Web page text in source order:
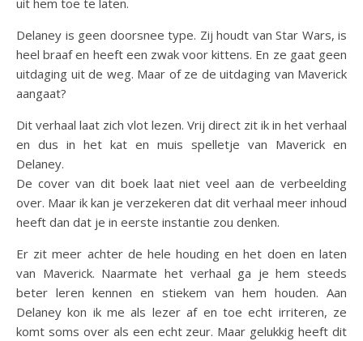
uit hem toe te laten.
Delaney is geen doorsnee type. Zij houdt van Star Wars, is
heel braaf en heeft een zwak voor kittens. En ze gaat geen
uitdaging uit de weg. Maar of ze de uitdaging van Maverick
aangaat?
Dit verhaal laat zich vlot lezen. Vrij direct zit ik in het verhaal
en dus in het kat en muis spelletje van Maverick en
Delaney.
De cover van dit boek laat niet veel aan de verbeelding
over. Maar ik kan je verzekeren dat dit verhaal meer inhoud
heeft dan dat je in eerste instantie zou denken.
Er zit meer achter de hele houding en het doen en laten
van Maverick. Naarmate het verhaal ga je hem steeds
beter leren kennen en stiekem van hem houden. Aan
Delaney kon ik me als lezer af en toe echt irriteren, ze
komt soms over als een echt zeur. Maar gelukkig heeft dit